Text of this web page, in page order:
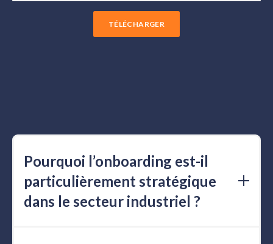
Pourquoi l’onboarding est-il
particulièrement stratégique
dans le secteur industriel ?